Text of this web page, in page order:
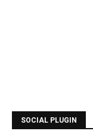
SOCIAL PLUGIN